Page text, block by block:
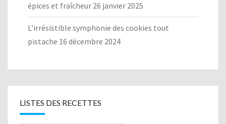
épices et fraîcheur 26 janvier 2025
L’irrésistible symphonie des cookies tout
pistache 16 décembre 2024
LISTES DES RECETTES